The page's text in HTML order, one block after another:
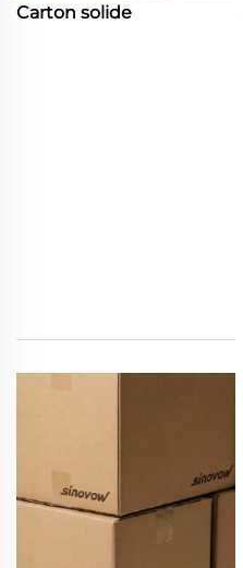
Carton solide